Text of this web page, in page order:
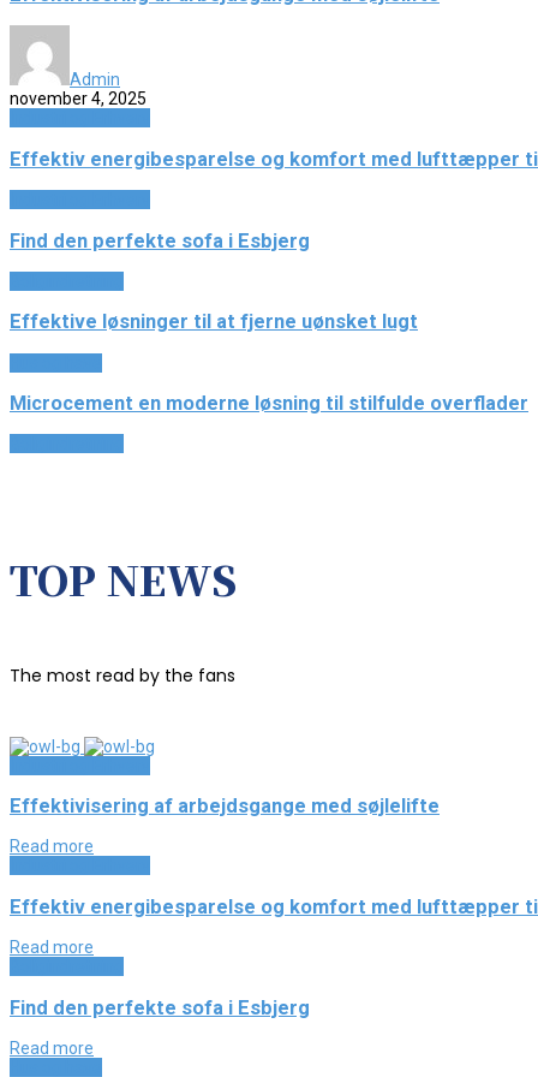
Admin
november 4, 2025
Effektiv energibesparelse og komfort med lufttæpper
Find den perfekte sofa i Esbjerg
Effektive løsninger til at fjerne uønsket lugt
Microcement en moderne løsning til stilfulde overflader
TOP NEWS
The most read by the fans
Effektivisering af arbejdsgange med søjlelifte
Read more
Effektiv energibesparelse og komfort med lufttæpper
Read more
Find den perfekte sofa i Esbjerg
Read more